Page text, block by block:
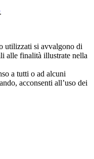
.
utilizzati si avvalgono di
alle finalità illustrate nella
a tutti o ad alcuni
acconsenti all’uso dei